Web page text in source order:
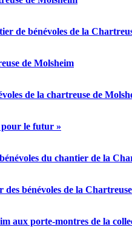
de bénévoles de la
de Molsheim
de la chartreuse de
pour le futur »
du chantier de la
bénévoles de la
aux porte-montres de la